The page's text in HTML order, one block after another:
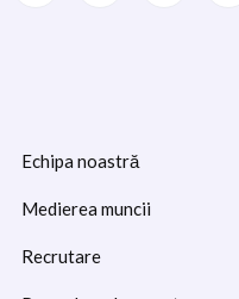
Echipa noastră
Medierea muncii
Recrutare